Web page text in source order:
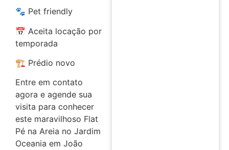
🐾 Pet friendly
📅 Aceita locação por
temporada
🏗️ Prédio novo
Entre em contato
agora e agende sua
visita para conhecer
este maravilhoso Flat
Pé na Areia no Jardim
Oceania em João